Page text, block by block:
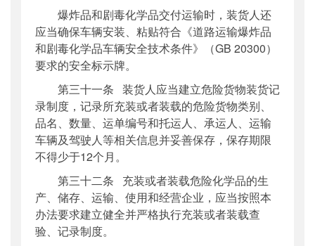
爆炸品和剧毒化学品交付运输时，装货人还
应当确保车辆安装、粘贴符合《道路运输爆炸品
和剧毒化学品车辆安全技术条件》（GB 20300）
要求的安全标示牌。
第三十一条 装货人应当建立危险货物装货记
录制度，记录所充装或者装载的危险货物类别、
品名、数量、运单编号和托运人、承运人、运输
车辆及驾驶人等相关信息并妥善保存，保存期限
不得少于12个月。
第三十二条 充装或者装载危险化学品的生
产、储存、运输、使用和经营企业，应当按照本
办法要求建立健全并严格执行充装或者装载查
验、记录制度。